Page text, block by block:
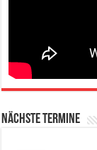
Nächste Termine